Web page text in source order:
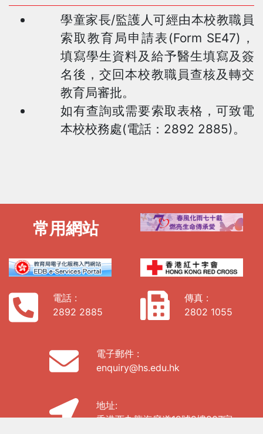
學童家長/監護人可經由本校教職員
索取教育局申請表(Form SE47)，
填寫學生資料及給予醫生填寫及簽
名後，交回本校教職員查核及轉交
教育局審批。
如有查詢或需要索取表格，可致電
本校校務處(電話：2892 2885)。
常用網站
電話 :
2892 2885
傳真 :
2802 1055
電子郵件 :
enquiry@hs.edu.hk
地址:
香港西九龍海庭道19號9樓907室